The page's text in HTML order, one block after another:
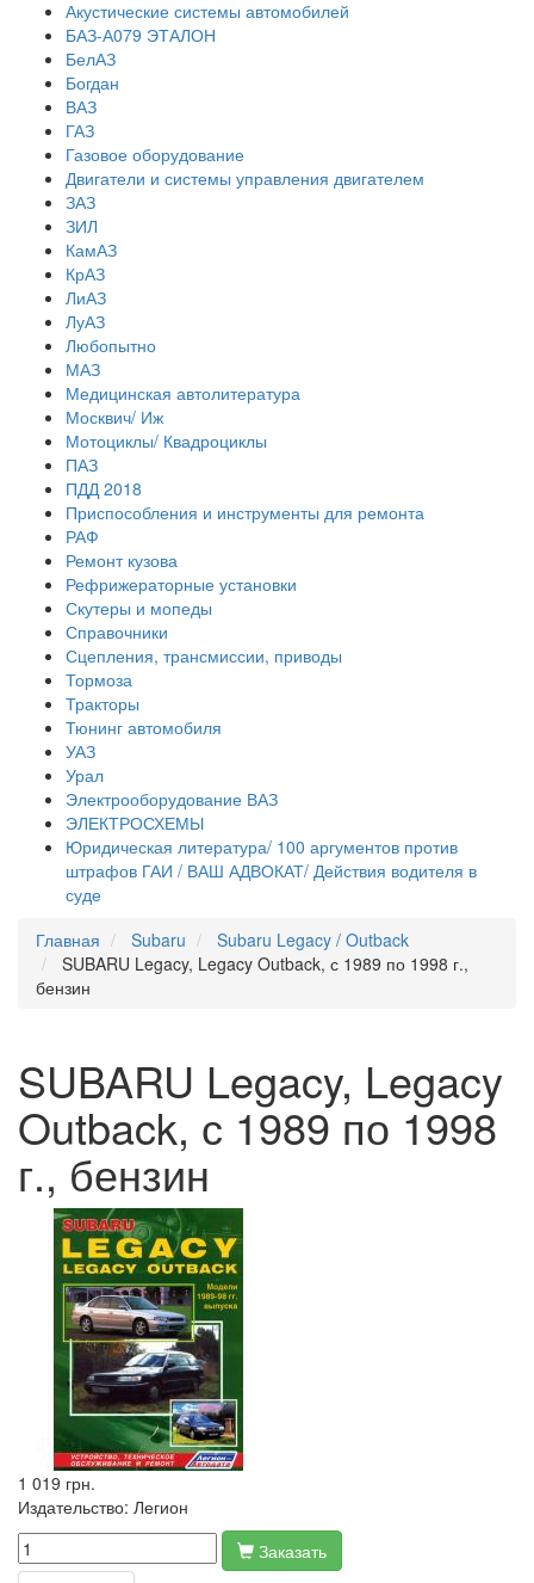
Акустические системы автомобилей
БАЗ-А079 ЭТАЛОН
БелАЗ
Богдан
ВАЗ
ГАЗ
Газовое оборудование
Двигатели и системы управления двигателем
ЗАЗ
ЗИЛ
КамАЗ
КрАЗ
ЛиАЗ
ЛуАЗ
Любопытно
МАЗ
Медицинская автолитература
Москвич/ Иж
Мотоциклы/ Квадроциклы
ПАЗ
ПДД 2018
Приспособления и инструменты для ремонта
РАФ
Ремонт кузова
Рефрижераторные установки
Скутеры и мопеды
Справочники
Сцепления, трансмиссии, приводы
Тормоза
Тракторы
Тюнинг автомобиля
УАЗ
Урал
Электрооборудование ВАЗ
ЭЛЕКТРОСХЕМЫ
Юридическая литература/ 100 аргументов против
штрафов ГАИ / ВАШ АДВОКАТ/ Действия водителя в
суде
Главная
Subaru
Subaru Legacy / Outback
SUBARU Legacy, Legacy Outback, с 1989 по 1998 г.,
бензин
SUBARU Legacy, Legacy
Outback, с 1989 по 1998
г., бензин
1 019 грн.
Издательство: Легион
Заказать